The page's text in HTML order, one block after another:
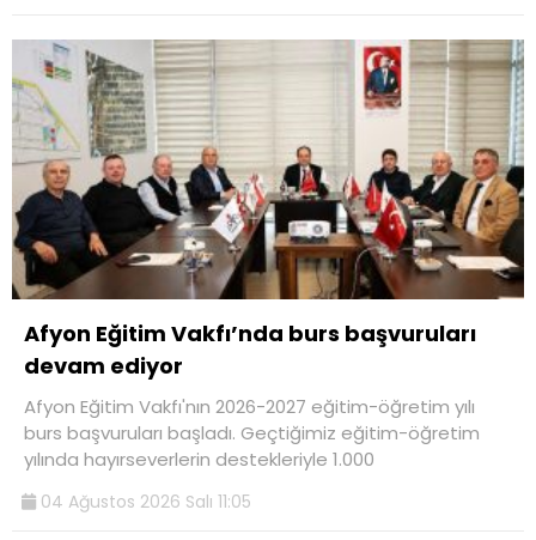
Afyon Eğitim Vakfı’nda burs başvuruları
devam ediyor
Afyon Eğitim Vakfı'nın 2026-2027 eğitim-öğretim yılı
burs başvuruları başladı. Geçtiğimiz eğitim-öğretim
yılında hayırseverlerin destekleriyle 1.000
04 Ağustos 2026 Salı 11:05